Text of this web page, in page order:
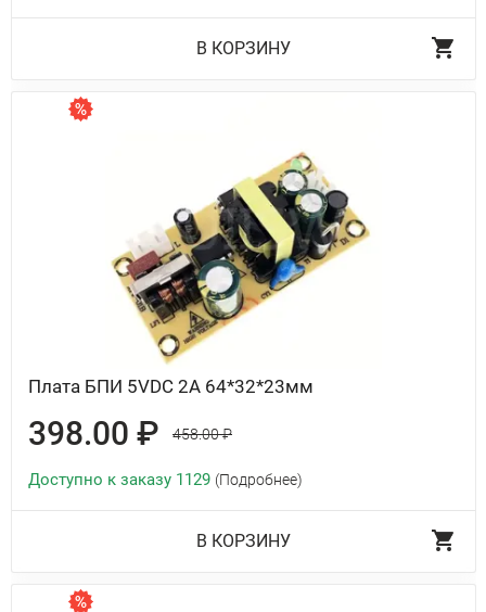
В КОРЗИНУ
Плата БПИ 5VDC 2A 64*32*23мм
398.00 ₽ 458.00 ₽
Доступно к заказу 1129 (Подробнее)
В КОРЗИНУ